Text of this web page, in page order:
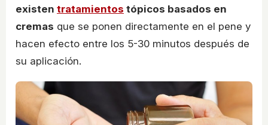
existen tratamientos tópicos basados en
cremas que se ponen directamente en el pene y
hacen efecto entre los 5-30 minutos después de
su aplicación.